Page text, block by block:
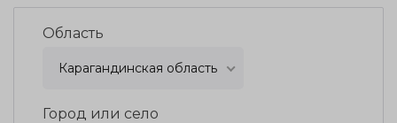
Область
Карагандинская область
Город или село